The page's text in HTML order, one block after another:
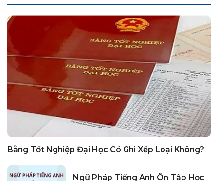
Bằng Tốt Nghiệp Đại Học Có Ghi Xếp Loại Không?
Ngữ Pháp Tiếng Anh Ôn Tập Học